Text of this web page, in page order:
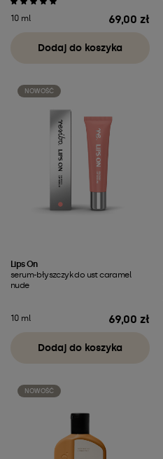
10 ml 69,00 zł
Dodaj do koszyka
NOWOŚĆ
Lips On
serum-błyszczyk do ust caramel
nude
10 ml 69,00 zł
Dodaj do koszyka
NOWOŚĆ